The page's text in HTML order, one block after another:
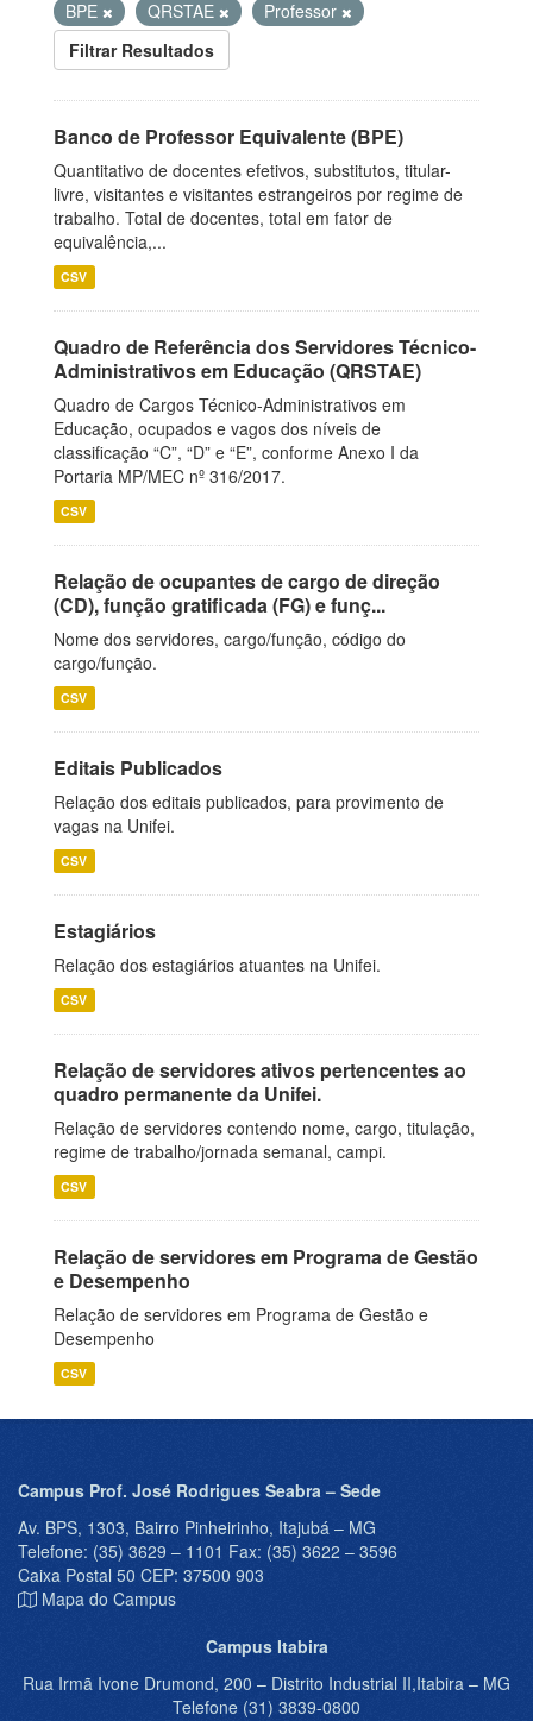
BPE
QRSTAE
Professor
Filtrar Resultados
Banco de Professor Equivalente (BPE)
Quantitativo de docentes efetivos, substitutos, titular-
livre, visitantes e visitantes estrangeiros por regime de
trabalho. Total de docentes, total em fator de
equivalência,...
CSV
Quadro de Referência dos Servidores Técnico-
Administrativos em Educação (QRSTAE)
Quadro de Cargos Técnico-Administrativos em
Educação, ocupados e vagos dos níveis de
classificação “C”, “D” e “E”, conforme Anexo I da
Portaria MP/MEC nº 316/2017.
CSV
Relação de ocupantes de cargo de direção
(CD), função gratificada (FG) e funç...
Nome dos servidores, cargo/função, código do
cargo/função.
CSV
Editais Publicados
Relação dos editais publicados, para provimento de
vagas na Unifei.
CSV
Estagiários
Relação dos estagiários atuantes na Unifei.
CSV
Relação de servidores ativos pertencentes ao
quadro permanente da Unifei.
Relação de servidores contendo nome, cargo, titulação,
regime de trabalho/jornada semanal, campi.
CSV
Relação de servidores em Programa de Gestão
e Desempenho
Relação de servidores em Programa de Gestão e
Desempenho
CSV
Campus Prof. José Rodrigues Seabra – Sede
Av. BPS, 1303, Bairro Pinheirinho, Itajubá – MG
Telefone: (35) 3629 – 1101 Fax: (35) 3622 – 3596
Caixa Postal 50 CEP: 37500 903
Mapa do Campus
Campus Itabira
Rua Irmã Ivone Drumond, 200 – Distrito Industrial II,Itabira – MG
Telefone (31) 3839-0800